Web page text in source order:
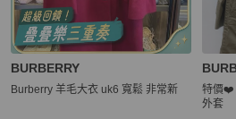
BURBERRY
Burberry 羊毛大衣 uk6 寬鬆 非常新
特價❤️
外套